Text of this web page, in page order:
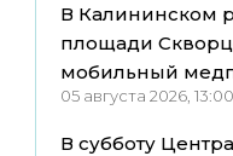
В Калининском
площади
мобильный
05 августа 2026, 13:00
В субботу